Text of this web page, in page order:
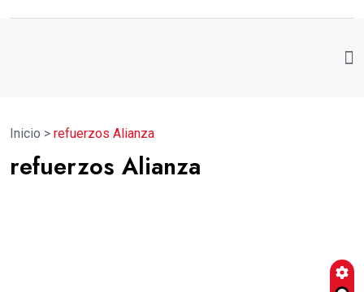
Inicio > refuerzos Alianza
refuerzos Alianza